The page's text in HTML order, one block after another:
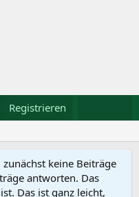
Kalender
Registrieren
keine Beiträge
antworten. Das
Das ist ganz leicht,